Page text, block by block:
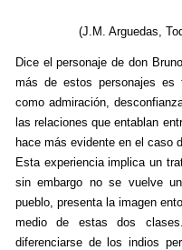
(J.M. Arguedas,
Dice el personaje de don
más de estos personajes es
como admiración,
las relaciones que entablan
hace más evidente en el caso
Esta experiencia implica un
sin embargo no se vuelve
pueblo, presenta la imagen
medio de estas dos
diferenciarse de los indios